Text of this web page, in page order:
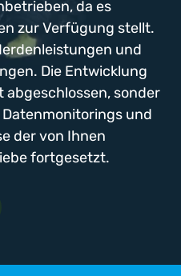
da es
zur Verfügung stellt.
und
Die Entwicklung
sonder
und
der von Ihnen
fortgesetzt.